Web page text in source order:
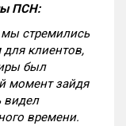
ПСН:
мы стремились
клиентов,
был
момент зайдя
видел
времени.